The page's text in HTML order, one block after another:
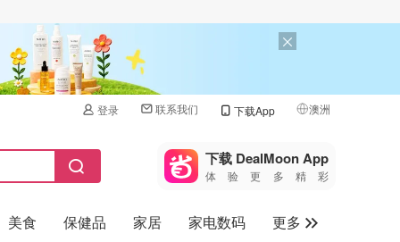
登录 联系我们 下载App 澳洲
🇺🇸
🇨🇳 中国
🇨🇦加拿大
下载 DealMoon App
体验更多精彩
美食 保健品 家居 家电数码
更多